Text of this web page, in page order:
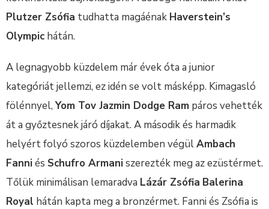
Plutzer Zsófia tudhatta magáénak Haverstein’s
Olympic hátán.
A legnagyobb küzdelem már évek óta a junior
kategóriát jellemzi, ez idén se volt másképp. Kimagasló
fölénnyel,Yom Tov Jazmin Dodge Ram páros vehették
át a győztesnek járó díjakat. A második és harmadik
helyért folyó szoros küzdelemben végülAmbach
Fanniés Schufro Armaniszerezték meg az ezüstérmet.
Tőlük minimálisan lemaradva Lázár Zsófia Balerina
Royal hátán kapta meg a bronzérmet. Fanni és Zsófia is